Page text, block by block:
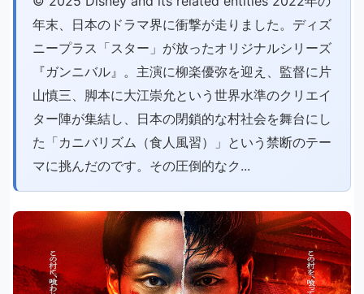
年末、日本のドラマ界に衝撃が走りました。ディズ
ニープラス「スター」が放ったオリジナルシリーズ
『ガンニバル』。主演に柳楽優弥を迎え、監督に片
山慎三、脚本に大江崇允という世界水準のクリエイ
ター陣が集結し、日本の閉鎖的な村社会を舞台にし
た「カニバリズム（食人風習）」という禁断のテー
マに挑んだのです。その圧倒的なク...